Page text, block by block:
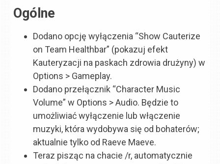
Ogólne
Dodano opcję wyłączenia “Show Cauterize
on Team Healthbar” (pokazuj efekt
Kauteryzacji na paskach zdrowia drużyny) w
Options > Gameplay.
Dodano przełącznik “Character Music
Volume” w Options > Audio. Będzie to
umożliwiać wyłączenie lub włączenie
muzyki, która wydobywa się od bohaterów;
aktualnie tylko od Raeve Maeve.
Teraz pisząc na chacie /r, automatycznie